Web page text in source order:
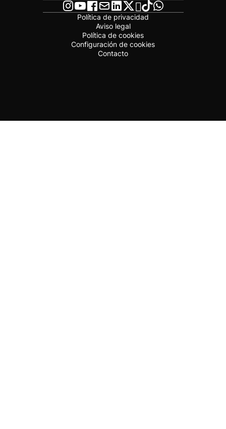
Política de privacidad
Aviso legal
Política de cookies
Configuración de cookies
Contacto